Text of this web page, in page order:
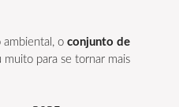
ambiental, o conjunto de
muito para se tornar mais